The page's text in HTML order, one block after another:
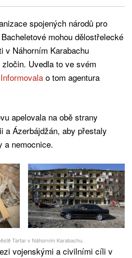
spojených národů pro
mohou dělostřelecké
v Náhorním Karabachu
Uvedla to ve svém
Informovala o tom agentura
apelovala na obě strany
a Ázerbájdžán, aby přestaly
a nemocnice.
Tartar v Náhorním Karabachu.
vojenskými a civilními cíli v